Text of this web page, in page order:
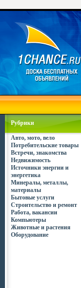
Рубрики
Авто, мото, вело
Потребительские товары
Встречи, знакомства
Недвижимость
Источники энергии и
энергетика
Минералы, металлы,
материалы
Бытовые услуги
Строительство и ремонт
Работа, вакансии
Компьютеры
Животные и растения
Оборудование